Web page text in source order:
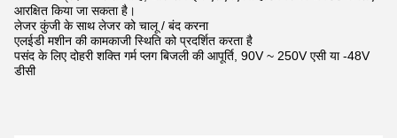
आरक्षित किया जा सकता है।
लेजर कुंजी के साथ लेजर को चालू / बंद करना
एलईडी मशीन की कामकाजी स्थिति को प्रदर्शित करता है
पसंद के लिए दोहरी शक्ति गर्म प्लग बिजली की आपूर्ति, 90V ~ 250V एसी या -48V
डीसी